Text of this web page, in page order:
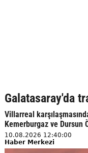
Galatasaray'da
Villarreal
Kemerburgaz ve
10.08.2026 12:40:00
Haber Merkezi